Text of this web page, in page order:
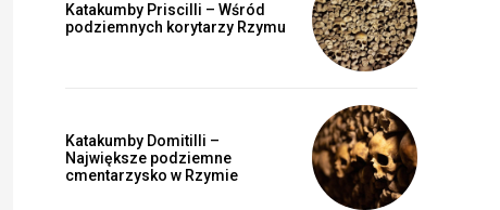
Katakumby Priscilli – Wśród
podziemnych korytarzy Rzymu
Katakumby Domitilli –
Największe podziemne
cmentarzysko w Rzymie